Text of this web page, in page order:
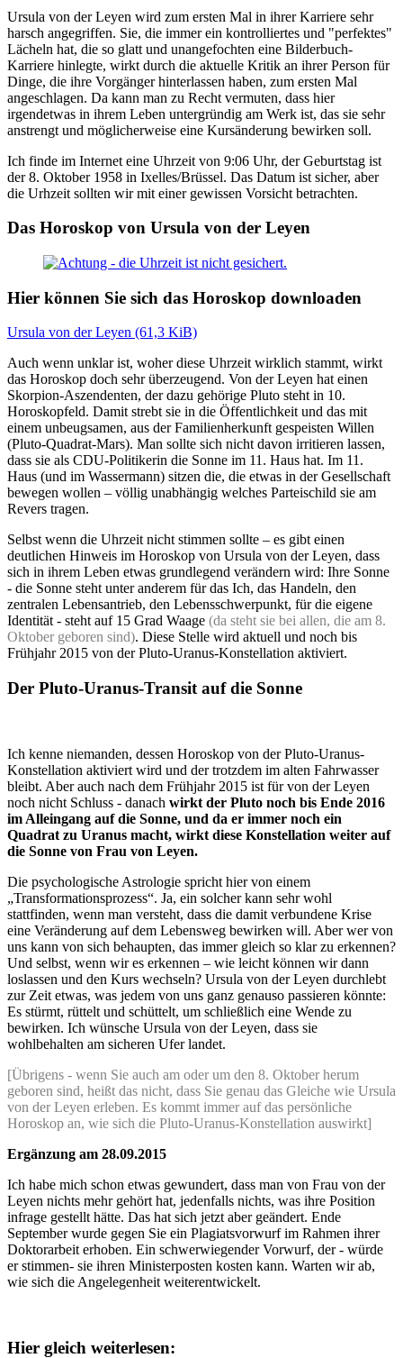
Ursula von der Leyen wird zum ersten Mal in ihrer Karriere sehr
harsch angegriffen. Sie, die immer ein kontrolliertes und "perfektes"
Lächeln hat, die so glatt und unangefochten eine Bilderbuch-
Karriere hinlegte, wirkt durch die aktuelle Kritik an ihrer Person für
Dinge, die ihre Vorgänger hinterlassen haben, zum ersten Mal
angeschlagen. Da kann man zu Recht vermuten, dass hier
irgendetwas in ihrem Leben untergründig am Werk ist, das sie sehr
anstrengt und möglicherweise eine Kursänderung bewirken soll.
Ich finde im Internet eine Uhrzeit von 9:06 Uhr, der Geburtstag ist
der 8. Oktober 1958 in Ixelles/Brüssel. Das Datum ist sicher, aber
die Urhzeit sollten wir mit einer gewissen Vorsicht betrachten.
Das Horoskop von Ursula von der Leyen
Hier können Sie sich das Horoskop downloaden
Ursula von der Leyen (61,3 KiB)
Auch wenn unklar ist, woher diese Uhrzeit wirklich stammt, wirkt
das Horoskop doch sehr überzeugend. Von der Leyen hat einen
Skorpion-Aszendenten, der dazu gehörige Pluto steht in 10.
Horoskopfeld. Damit strebt sie in die Öffentlichkeit und das mit
einem unbeugsamen, aus der Familienherkunft gespeisten Willen
(Pluto-Quadrat-Mars). Man sollte sich nicht davon irritieren lassen,
dass sie als CDU-Politikerin die Sonne im 11. Haus hat. Im 11.
Haus (und im Wassermann) sitzen die, die etwas in der Gesellschaft
bewegen wollen – völlig unabhängig welches Parteischild sie am
Revers tragen.
Selbst wenn die Uhrzeit nicht stimmen sollte – es gibt einen
deutlichen Hinweis im Horoskop von Ursula von der Leyen, dass
sich in ihrem Leben etwas grundlegend verändern wird: Ihre Sonne
- die Sonne steht unter anderem für das Ich, das Handeln, den
zentralen Lebensantrieb, den Lebensschwerpunkt, für die eigene
Identität - steht auf 15 Grad Waage (da steht sie bei allen, die am 8.
Oktober geboren sind). Diese Stelle wird aktuell und noch bis
Frühjahr 2015 von der Pluto-Uranus-Konstellation aktiviert.
Der Pluto-Uranus-Transit auf die Sonne
Ich kenne niemanden, dessen Horoskop von der Pluto-Uranus-
Konstellation aktiviert wird und der trotzdem im alten Fahrwasser
bleibt. Aber auch nach dem Frühjahr 2015 ist für von der Leyen
noch nicht Schluss - danach wirkt der Pluto noch bis Ende 2016
im Alleingang auf die Sonne, und da er immer noch ein
Quadrat zu Uranus macht, wirkt diese Konstellation weiter auf
die Sonne von Frau von Leyen.
Die psychologische Astrologie spricht hier von einem
„Transformationsprozess“. Ja, ein solcher kann sehr wohl
stattfinden, wenn man versteht, dass die damit verbundene Krise
eine Veränderung auf dem Lebensweg bewirken will. Aber wer von
uns kann von sich behaupten, das immer gleich so klar zu erkennen?
Und selbst, wenn wir es erkennen – wie leicht können wir dann
loslassen und den Kurs wechseln? Ursula von der Leyen durchlebt
zur Zeit etwas, was jedem von uns ganz genauso passieren könnte:
Es stürmt, rüttelt und schüttelt, um schließlich eine Wende zu
bewirken. Ich wünsche Ursula von der Leyen, dass sie
wohlbehalten am sicheren Ufer landet.
[Übrigens - wenn Sie auch am oder um den 8. Oktober herum
geboren sind, heißt das nicht, dass Sie genau das Gleiche wie Ursula
von der Leyen erleben. Es kommt immer auf das persönliche
Horoskop an, wie sich die Pluto-Uranus-Konstellation auswirkt]
Ergänzung am 28.09.2015
Ich habe mich schon etwas gewundert, dass man von Frau von der
Leyen nichts mehr gehört hat, jedenfalls nichts, was ihre Position
infrage gestellt hätte. Das hat sich jetzt aber geändert. Ende
September wurde gegen Sie ein Plagiatsvorwurf im Rahmen ihrer
Doktorarbeit erhoben. Ein schwerwiegender Vorwurf, der - würde
er stimmen- sie ihren Ministerposten kosten kann. Warten wir ab,
wie sich die Angelegenheit weiterentwickelt.
Hier gleich weiterlesen: